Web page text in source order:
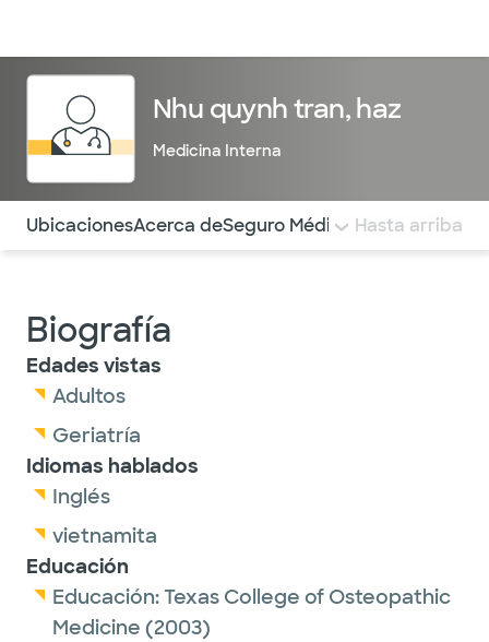
Nhu quynh tran, haz
Medicina Interna
Utilice esta navegación para saltar rápidamente a
UbicacionesAcerca deSeguro Médico COMENTARIOS
Hasta arriba
Biografía
Edades vistas
Adultos
Geriatría
Idiomas hablados
Inglés
vietnamita
Educación
Educación:Texas College of Osteopathic
Medicine (2003)